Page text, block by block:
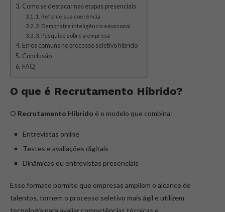
Como se destacar nas etapas presenciais
1. Reforce sua coerência
2. Demonstre inteligência emocional
3. Pesquise sobre a empresa
Erros comuns no processo seletivo híbrido
Conclusão
FAQ
O que é Recrutamento Híbrido?
O Recrutamento Híbrido é o modelo que combina:
Entrevistas online
Testes e avaliações digitais
Dinâmicas ou entrevistas presenciais
Esse formato permite que empresas ampliem o alcance de
talentos, tornem o processo seletivo mais ágil e utilizem
tecnologia para avaliar competências técnicas e